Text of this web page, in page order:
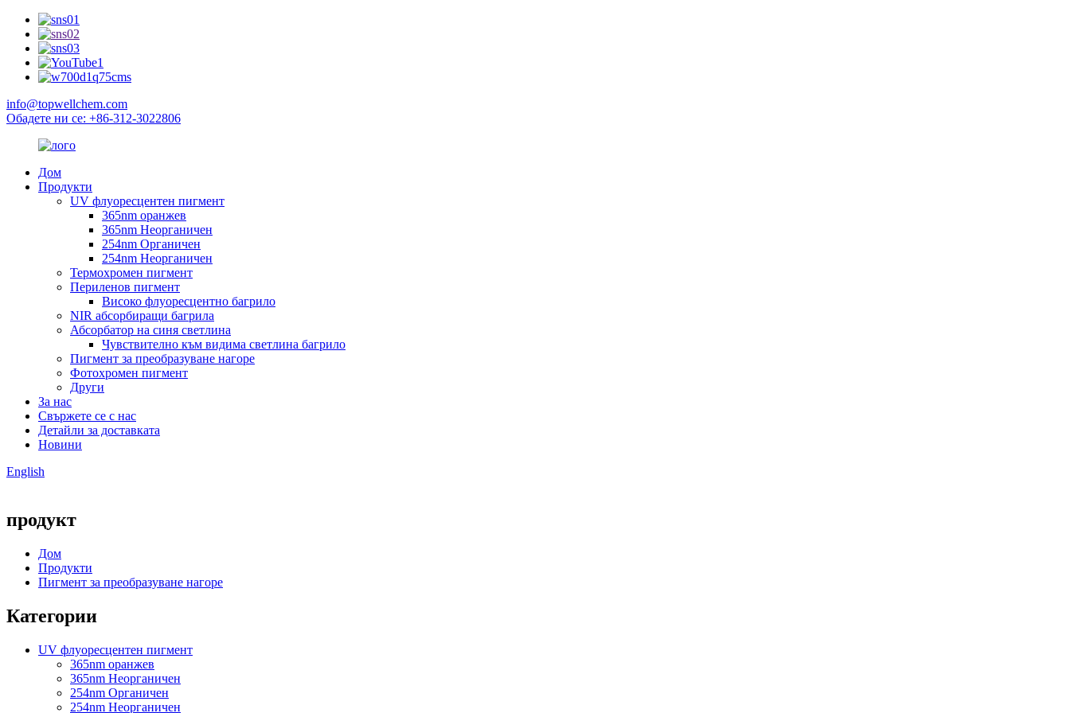
info@topwellchem.com
Обадете ни се: +86-312-3022806
Дом
Продукти
UV флуоресцентен пигмент
365nm оранжев
365nm Неорганичен
254nm Органичен
254nm Неорганичен
Термохромен пигмент
Периленов пигмент
Високо флуоресцентно багрило
NIR абсорбиращи багрила
Абсорбатор на синя светлина
Чувствително към видима светлина багрило
Пигмент за преобразуване нагоре
Фотохромен пигмент
Други
За нас
Свържете се с нас
Детайли за доставката
Новини
English
продукт
Дом
Продукти
Пигмент за преобразуване нагоре
Категории
UV флуоресцентен пигмент
365nm оранжев
365nm Неорганичен
254nm Органичен
254nm Неорганичен